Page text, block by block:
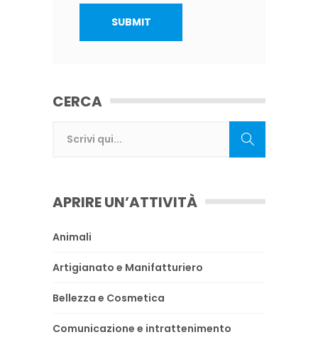
CERCA
APRIRE UN’ATTIVITÀ
Animali
Artigianato e Manifatturiero
Bellezza e Cosmetica
Comunicazione e intrattenimento